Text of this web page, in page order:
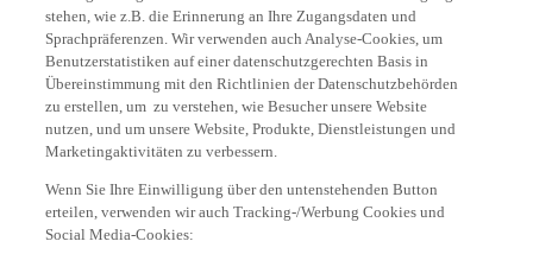
stehen, wie z.B. die Erinnerung an Ihre Zugangsdaten und
Sprachpräferenzen. Wir verwenden auch Analyse-Cookies, um
Benutzerstatistiken auf einer datenschutzgerechten Basis in
Übereinstimmung mit den Richtlinien der Datenschutzbehörden
zu erstellen, um zu verstehen, wie Besucher unsere Website
nutzen, und um unsere Website, Produkte, Dienstleistungen und
Marketingaktivitäten zu verbessern.
Wenn Sie Ihre Einwilligung über den untenstehenden Button
erteilen, verwenden wir auch Tracking-/Werbung Cookies und
Social Media-Cookies: